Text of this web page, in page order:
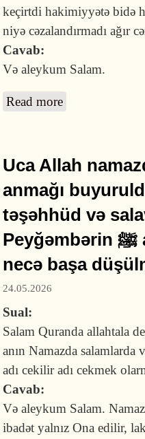
keçirtdi hakimiyyətə bidə
niyə cəzalandırmadı ağır
Cavab:
Və aleykum Salam.
Read more
Uca Allah
anmağı
təşəhhüd və
Peyğəmbərin ﷺ adının çəkilməsi
necə başa
24.05.2026
Sual:
Salam Quranda allahtala
anın Namazda salamlarda
adı cekilir adı cekmek
Cavab:
Və aleykum Salam.
ibadət yalnız Ona edilir,